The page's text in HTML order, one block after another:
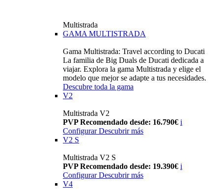
Multistrada
GAMA MULTISTRADA
Gama Multistrada: Travel according to Ducati
La familia de Big Duals de Ducati dedicada a
viajar. Explora la gama Multistrada y elige el
modelo que mejor se adapte a tus necesidades.
Descubre toda la gama
V2
Multistrada V2
PVP Recomendado desde: 16.790€ i
Configurar Descubrir más
V2 S
Multistrada V2 S
PVP Recomendado desde: 19.390€ i
Configurar Descubrir más
V4